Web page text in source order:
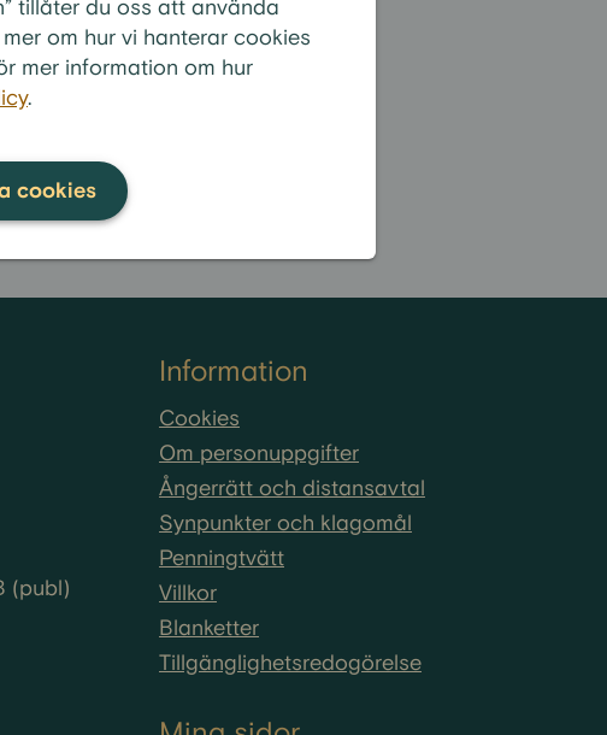
tillåter du oss att använda
om hur vi hanterar cookies
mer information om hur
.
cookies
tillsyn.
(publ)
Information
Cookies
Om personuppgifter
Ångerrätt och distansavtal
Synpunkter och klagomål
Penningtvätt
Villkor
Blanketter
Tillgänglighetsredogörelse